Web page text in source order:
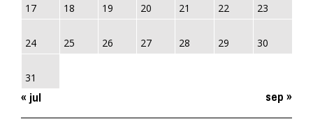
17 18 19 20 21 22 23
24 25 26 27 28 29 30
31
« jul sep »